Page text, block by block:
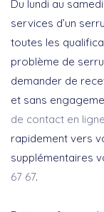
Du lundi au
services d’un
toutes les
problème de
demander de
et sans
de contact en ligne
rapidement vers
supplémentaires
67 67.